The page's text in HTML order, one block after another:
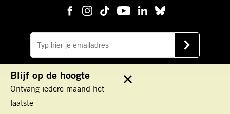
mail
VERSTUUR
Keizersgracht 177
Blijf op de hoogte
Ontvang iedere maand het
laatste
Sluit